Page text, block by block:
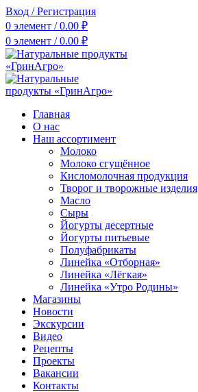
Вход / Регистрация
0 элемент / 0.00 ₽
0 элемент / 0.00 ₽
Главная
О нас
Наш ассортимент
Молоко
Молоко сгущённое
Кисломолочная продукция
Творог и творожные изделия
Масло
Сыры
Йогурты десертные
Йогурты питьевые
Полуфабрикаты
Линейка «Отборная»
Линейка «Лёгкая»
Линейка «Утро Родины»
Магазины
Новости
Экскурсии
Видео
Рецепты
Проекты
Вакансии
Контакты